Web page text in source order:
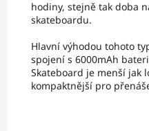
hodiny, stejně tak doba
skateboardu.
Hlavní výhodou tohoto
spojení s 6000mAh
Skateboard je menší jak
kompaktnější pro